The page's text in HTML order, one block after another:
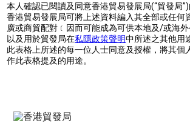
本人確認已閱讀及同意香港貿易發展局(“貿發局
香港貿易發展局可將上述資料編入其全部或任何
廣或商貿配對﹝因而可能成為可供本地及/或海外
以及用於貿發局在私隱政策聲明中所述之其他用
此表格上所述的每一位人士同意及授權，將其個
作此表格提及的用途。